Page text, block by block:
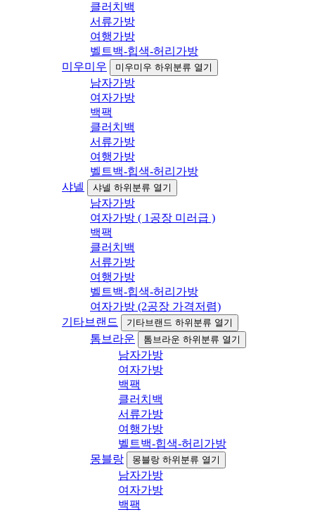
클러치백
서류가방
여행가방
벨트백-힙색-허리가방
미우미우
미우미우 하위분류 열기
남자가방
여자가방
백팩
클러치백
서류가방
여행가방
벨트백-힙색-허리가방
샤넬
샤넬 하위분류 열기
남자가방
여자가방 ( 1공장 미러급 )
백팩
클러치백
서류가방
여행가방
벨트백-힙색-허리가방
여자가방 (2공장 가격저렴)
기타브랜드
기타브랜드 하위분류 열기
톰브라운 톰브라운 하위분류 열기
남자가방
여자가방
백팩
클러치백
서류가방
여행가방
벨트백-힙색-허리가방
몽블랑
몽블랑 하위분류 열기
남자가방
여자가방
백팩